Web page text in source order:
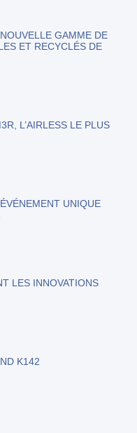
GAMME DE
ET RECYCLÉS DE
L’AIRLESS LE PLUS
UNIQUE
LES INNOVATIONS
K142